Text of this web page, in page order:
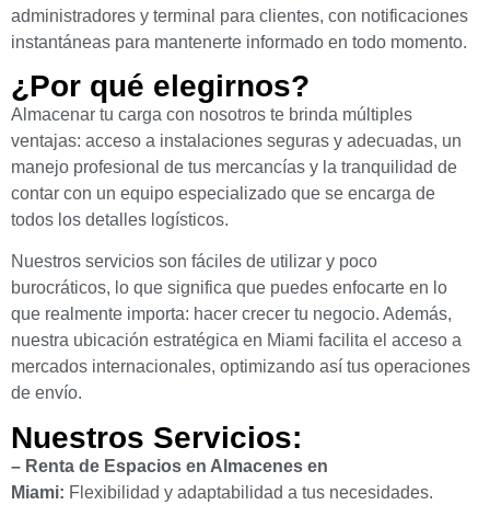
administradores y terminal para clientes, con notificaciones
instantáneas para mantenerte informado en todo momento.
¿Por qué elegirnos?
Almacenar tu carga con nosotros te brinda múltiples
ventajas: acceso a instalaciones seguras y adecuadas, un
manejo profesional de tus mercancías y la tranquilidad de
contar con un equipo especializado que se encarga de
todos los detalles logísticos.
Nuestros servicios son fáciles de utilizar y poco
burocráticos, lo que significa que puedes enfocarte en lo
que realmente importa: hacer crecer tu negocio. Además,
nuestra ubicación estratégica en Miami facilita el acceso a
mercados internacionales, optimizando así tus operaciones
de envío.
Nuestros Servicios:
– Renta de Espacios en Almacenes en
Miami: Flexibilidad y adaptabilidad a tus necesidades.